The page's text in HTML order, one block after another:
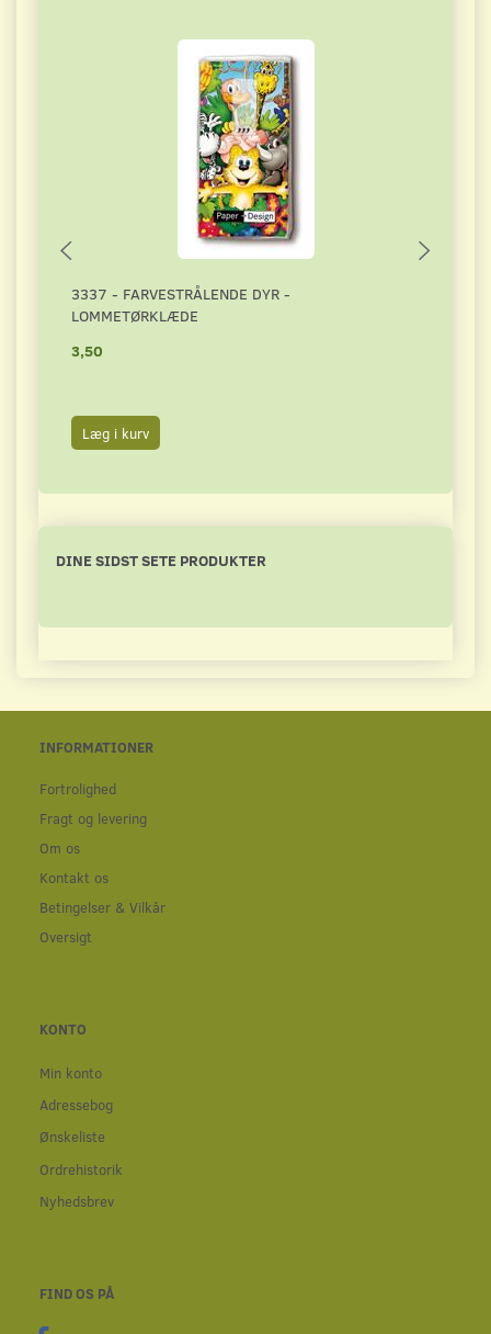
3337 - FARVESTRÅLENDE DYR -
LOMMETØRKLÆDE
3,50
Læg i kurv
DINE SIDST SETE PRODUKTER
INFORMATIONER
Fortrolighed
Fragt og levering
Om os
Kontakt os
Betingelser & Vilkår
Oversigt
KONTO
Min konto
Adressebog
Ønskeliste
Ordrehistorik
Nyhedsbrev
FIND OS PÅ